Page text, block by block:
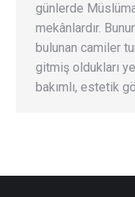
günlerde
mekânlardır.
bulunan camiler
gitmiş oldukları
bakımlı, estetik